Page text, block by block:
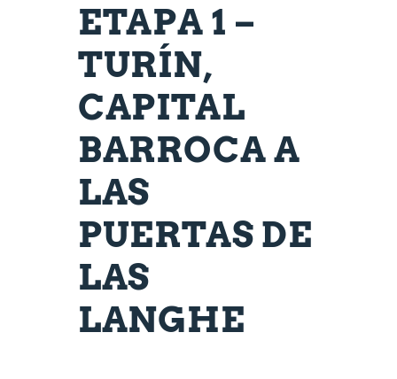
ETAPA 1 –
TURÍN,
CAPITAL
BARROCA A
LAS
PUERTAS DE
LAS
LANGHE